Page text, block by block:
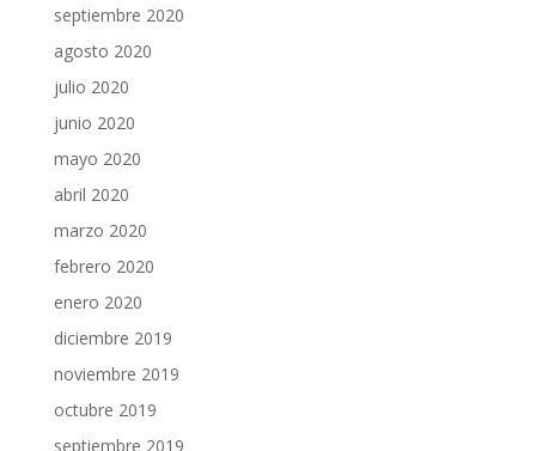
septiembre 2020
agosto 2020
julio 2020
junio 2020
mayo 2020
abril 2020
marzo 2020
febrero 2020
enero 2020
diciembre 2019
noviembre 2019
octubre 2019
septiembre 2019